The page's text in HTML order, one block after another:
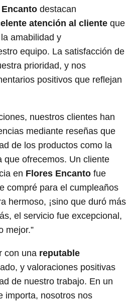
destacan
atención al cliente que
amabilidad y
equipo. La satisfacción de
prioridad, y nos
positivos que reflejan
nuestros clientes han
mediante reseñas que
de los productos como la
que ofrecemos. Un cliente
en Flores Encanto fue
compré para el cumpleaños
hermoso, ¡sino que duró más
el servicio fue excepcional,
mejor.”
con una reputable
y valoraciones positivas
de nuestro trabajo. En un
importa, nosotros nos